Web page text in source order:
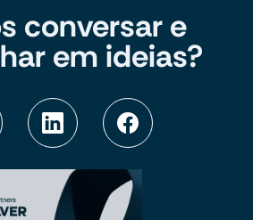
conversar e
em ideias?